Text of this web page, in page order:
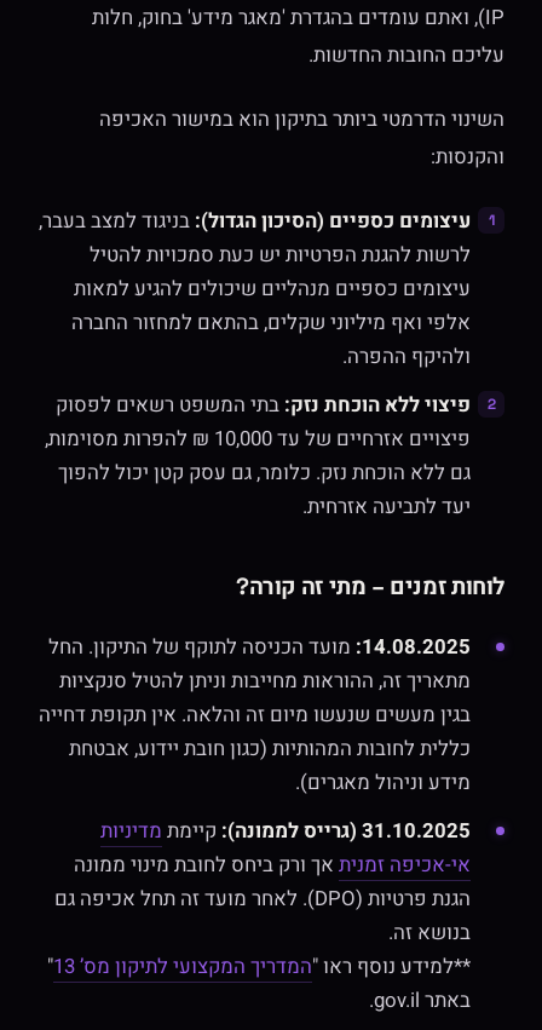
IP), ואתם עומדים בהגדרת 'מאגר מידע' בחוק, חלות
עליכם החובות החדשות.
השינוי הדרמטי ביותר בתיקון הוא במישור האכיפה
והקנסות:
עיצומים כספיים (הסיכון הגדול):בניגוד למצב בעבר,
לרשות להגנת הפרטיות יש כעת סמכויות להטיל
עיצומים כספיים מנהליים שיכולים להגיע למאות
אלפי ואף מיליוני שקלים, בהתאם למחזור החברה
ולהיקף ההפרה.
פיצוי ללא הוכחת נזק:בתי המשפט רשאים לפסוק
פיצויים אזרחיים של עד 10,000 ₪ להפרות מסוימות,
גם ללא הוכחת נזק. כלומר, גם עסק קטן יכול להפוך
יעד לתביעה אזרחית.
לוחות זמנים – מתי זה קורה?
14.08.2025: מועד הכניסה לתוקף של התיקון. החל
מתאריך זה, ההוראות מחייבות וניתן להטיל סנקציות
בגין מעשים שנעשו מיום זה והלאה. אין תקופת דחייה
כללית לחובות המהותיות (כגון חובת יידוע, אבטחת
מידע וניהול מאגרים).
31.10.2025 (גרייס לממונה):
קיימתמדיניות
אי-אכיפה זמניתאך ורק ביחס לחובת מינוי ממונה
הגנת פרטיות (DPO). לאחר מועד זה תחל אכיפה גם
בנושא זה.
**למידע נוסף ראו "המדריך המקצועי לתיקון מס’ 13
"
באתר gov.il.